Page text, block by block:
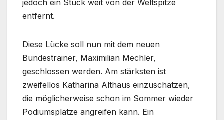
jedoch ein Stück weit von der Weltspitze
entfernt.
Diese Lücke soll nun mit dem neuen
Bundestrainer, Maximilian Mechler,
geschlossen werden. Am stärksten ist
zweifellos Katharina Althaus einzuschätzen,
die möglicherweise schon im Sommer wieder
Podiumsplätze angreifen kann. Ein